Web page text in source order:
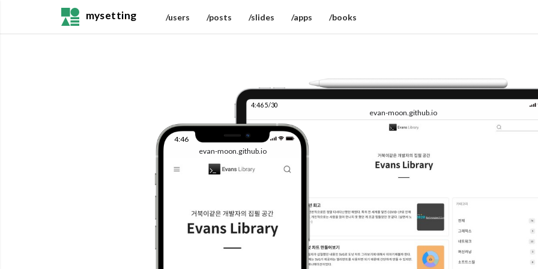
mysetting /users /posts /slides /apps /books
4:46 5/30
evan-moon.github.io
4:46
evan-moon.github.io